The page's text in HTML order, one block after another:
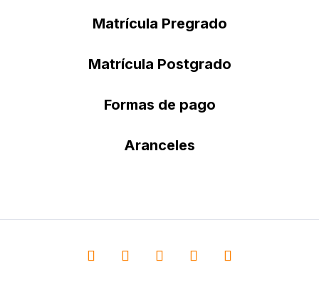
Matrícula Pregrado
Matrícula Postgrado
Formas de pago
Aranceles